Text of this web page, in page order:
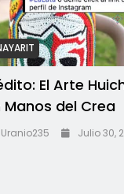
El Arte
Manos del Crea
Uranio235 Julio 30,